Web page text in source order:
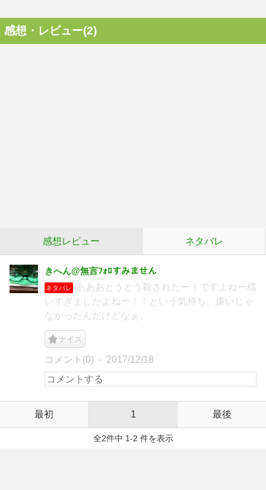
感想・レビュー(2)
感想レビュー ネタバレ
きへん@無言ﾌｫﾛすみません
ネタバレ
あああとうとう殺されたー！ですよねー構
いすぎましたよねー！！という気持ち。嫌いじゃ
なかったんだけどなぁ。
ナイス
コメント(0) 2017/12/18
最初 1 最後
全2件中 1-2 件を表示